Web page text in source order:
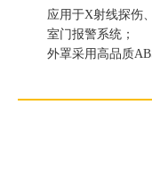
应用于X射线探伤
室门报警系统；
外罩采用高品质